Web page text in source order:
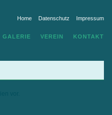
Home Datenschutz Impressum
GALERIE VEREIN KONTAKT